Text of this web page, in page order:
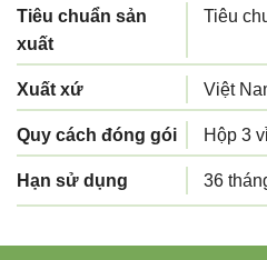
Tiêu chuẩn sản
xuất
Tiêu
Xuất xứ Việt
Quy cách đóng gói Hộp 3
Hạn sử dụng 36